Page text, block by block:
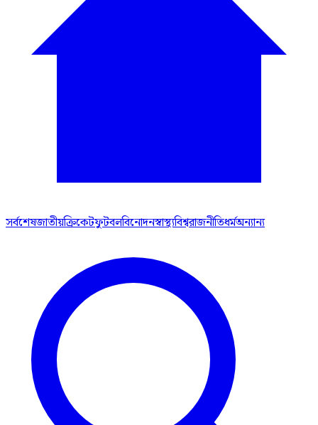
সর্বশেষজাতীয়ক্রিকেটফুটবলবিনোদনস্বাস্থ্যবিশ্বরাজনীতিধর্মঅন্যান্য